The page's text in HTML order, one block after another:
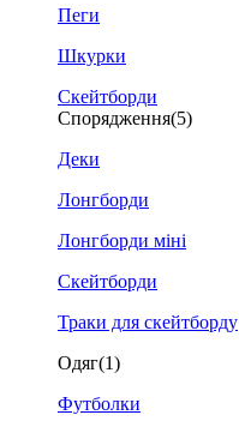
Пеги
Шкурки
Скейтборди
Спорядження(5)
Деки
Лонгборди
Лонгборди міні
Скейтборди
Траки для скейтборду
Одяг(1)
Футболки